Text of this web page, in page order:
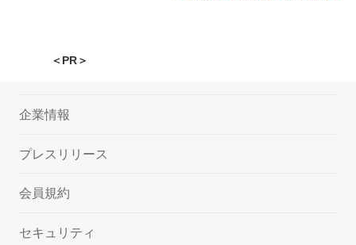
＜PR＞
企業情報
プレスリリース
会員規約
セキュリティ